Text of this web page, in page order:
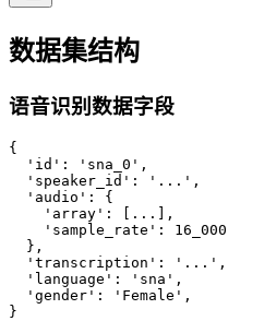
数据集结构
语音识别数据字段
{
  'id': 'sna_0',
  'speaker_id': '...',
  'audio': {
    'array': [...],
    'sample_rate': 16_000
  },
  'transcription': '...',
  'language': 'sna',
  'gender': 'Female',
}